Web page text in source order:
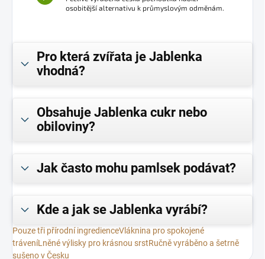
osobitější alternativu k průmyslovým odměnám.
Pro která zvířata je Jablenka
vhodná?
Obsahuje Jablenka cukr nebo
obiloviny?
Jak často mohu pamlsek podávat?
Kde a jak se Jablenka vyrábí?
Pouze tři přírodní ingredienceVláknina pro spokojené
tráveníLněné výlisky pro krásnou srstRučně vyráběno a šetrně
sušeno v Česku